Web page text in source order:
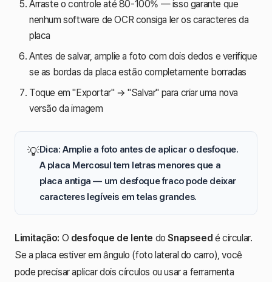
Arraste o controle até 80-100% — isso garante que
nenhum software de OCR consiga ler os caracteres da
placa
Antes de salvar, amplie a foto com dois dedos e verifique
se as bordas da placa estão completamente borradas
Toque em "Exportar" → "Salvar" para criar uma nova
versão da imagem
💡Dica: Amplie a foto antes de aplicar o desfoque.
A placa Mercosultem letras menores que a
placa antiga — um desfoque fraco pode deixar
caracteres legíveis em telas grandes.
Limitação: O desfoque de lente doSnapseed é circular.
Se a placa estiver em ângulo (foto lateral do carro), você
pode precisar aplicar dois círculos ou usar a ferramenta